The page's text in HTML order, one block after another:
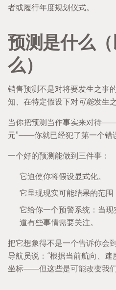
者或履行年度规划仪式。
预测是什么
么）
销售预测不是对将要发生之事
知、在特定假设下对可能发生
当你把预测当作事实来对待
元”——你就已经犯了第一个错
一个好的预测能做到三件事：
它迫使你将假设显式化。
它呈现现实可能结果的范围
它给你一个预警系统：当
道有些事情需要关注。
把它想象得不是一个告诉你会
导航员说：“根据当前航向、
坐标——但这些是可能改变我